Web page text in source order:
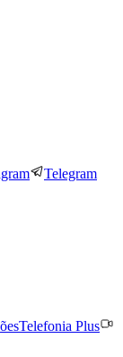
Telegram
Telefonia Plus